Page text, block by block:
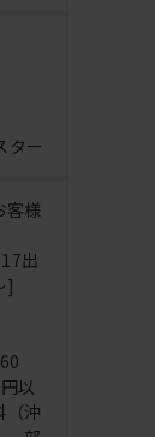
ター
客様
出
]
以
（沖